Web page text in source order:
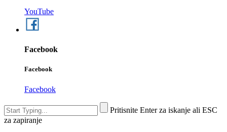
YouTube
Facebook
Facebook
Facebook
Pritisnite Enter za iskanje ali ESC
za zapiranje